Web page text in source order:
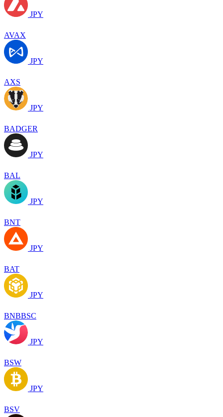
JPY
AVAX
JPY
AXS
JPY
BADGER
JPY
BAL
JPY
BNT
JPY
BAT
JPY
BNBBSC
JPY
BSW
JPY
BSV